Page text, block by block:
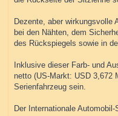
Dezente, aber wirkungsvolle
bei den Nähten, dem
des Rückspiegels sowie in
Inklusive dieser Farb- und
netto (US-Markt: USD 3,672
Serienfahrzeug sein.
Der Internationale